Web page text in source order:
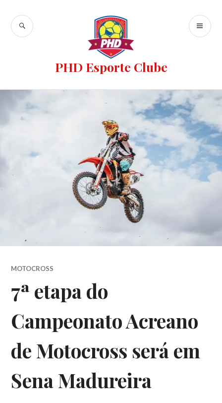
PHD Esporte Clube
MOTOCROSS
7ª etapa do
Campeonato Acreano
de Motocross será em
Sena Madureira